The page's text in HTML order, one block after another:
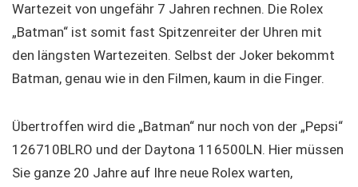
Wartezeit von ungefähr 7 Jahren rechnen. Die Rolex
„Batman“ ist somit fast Spitzenreiter der Uhren mit
den längsten Wartezeiten. Selbst der Joker bekommt
Batman, genau wie in den Filmen, kaum in die Finger.
Übertroffen wird die „Batman“ nur noch von der „Pepsi“
126710BLRO und der Daytona 116500LN. Hier müssen
Sie ganze 20 Jahre auf Ihre neue Rolex warten,